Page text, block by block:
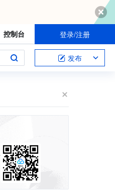
控制台 登录/注册
发布